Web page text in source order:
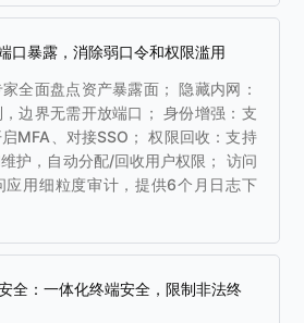
口暴露，消除弱口令和权限滥用
全面盘点资产暴露面； 隐藏内网：
边界无需开放端口； 身份增强：支
MFA、对接SSO； 权限回收：支持
护，自动分配/回收用户权限； 访问
应用细粒度审计，提供6个月日志下
全：一体化终端安全，限制非法终